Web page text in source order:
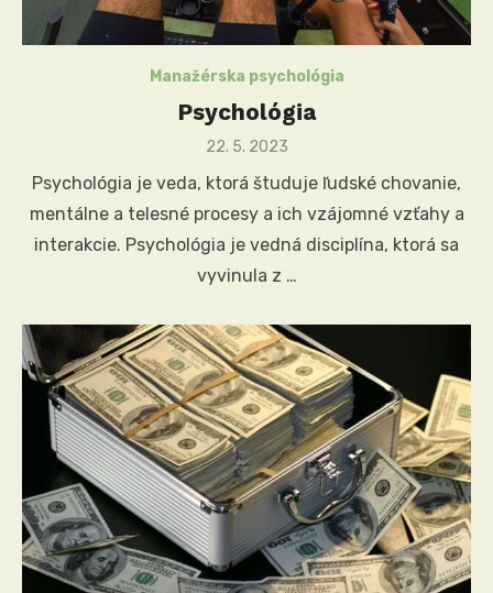
Manažérska psychológia
Psychológia
Posted
22. 5. 2023
Psychológia je veda, ktorá študuje ľudské chovanie,
mentálne a telesné procesy a ich vzájomné vzťahy a
interakcie. Psychológia je vedná disciplína, ktorá sa
vyvinula z …